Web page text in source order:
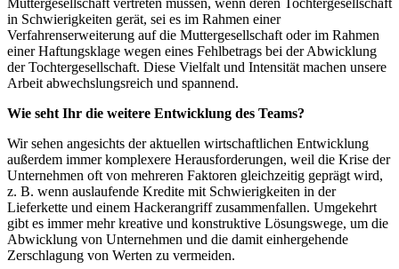
Muttergesellschaft vertreten müssen, wenn deren Tochtergesellschaft
in Schwierigkeiten gerät, sei es im Rahmen einer
Verfahrenserweiterung auf die Muttergesellschaft oder im Rahmen
einer Haftungsklage wegen eines Fehlbetrags bei der Abwicklung
der Tochtergesellschaft. Diese Vielfalt und Intensität machen unsere
Arbeit abwechslungsreich und spannend.
Wie seht Ihr die weitere Entwicklung des Teams?
Wir sehen angesichts der aktuellen wirtschaftlichen Entwicklung
außerdem immer komplexere Herausforderungen, weil die Krise der
Unternehmen oft von mehreren Faktoren gleichzeitig geprägt wird,
z. B. wenn auslaufende Kredite mit Schwierigkeiten in der
Lieferkette und einem Hackerangriff zusammenfallen. Umgekehrt
gibt es immer mehr kreative und konstruktive Lösungswege, um die
Abwicklung von Unternehmen und die damit einhergehende
Zerschlagung von Werten zu vermeiden.